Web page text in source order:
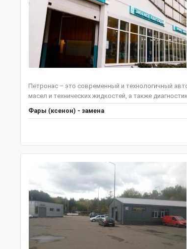
Петронас – это современный и технологичный
масел и технических жидкостей, а также
Фары (ксенон) - замена